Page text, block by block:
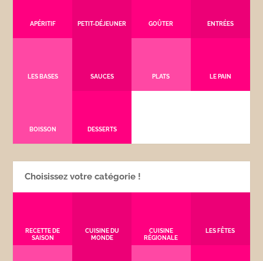
APÉRITIF PETIT-DÉJEUNER GOÛTER ENTRÉES
LES BASES SAUCES PLATS LE PAIN
BOISSON DESSERTS
Choisissez votre catégorie !
RECETTE DE
SAISON
CUISINE DU
MONDE
CUISINE
RÉGIONALE
LES FÊTES